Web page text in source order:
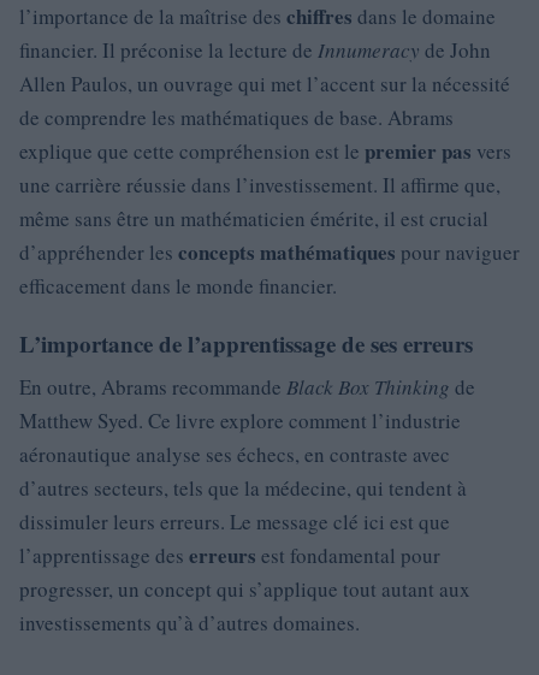
l’importance de la maîtrise des chiffres dans le domaine
financier. Il préconise la lecture de Innumeracy de John
Allen Paulos, un ouvrage qui met l’accent sur la nécessité
de comprendre les mathématiques de base. Abrams
explique que cette compréhension est le premier pas vers
une carrière réussie dans l’investissement. Il affirme que,
même sans être un mathématicien émérite, il est crucial
d’appréhender les concepts mathématiques pour naviguer
efficacement dans le monde financier.
L’importance de l’apprentissage de ses erreurs
En outre, Abrams recommande Black Box Thinking de
Matthew Syed. Ce livre explore comment l’industrie
aéronautique analyse ses échecs, en contraste avec
d’autres secteurs, tels que la médecine, qui tendent à
dissimuler leurs erreurs. Le message clé ici est que
l’apprentissage des erreurs est fondamental pour
progresser, un concept qui s’applique tout autant aux
investissements qu’à d’autres domaines.